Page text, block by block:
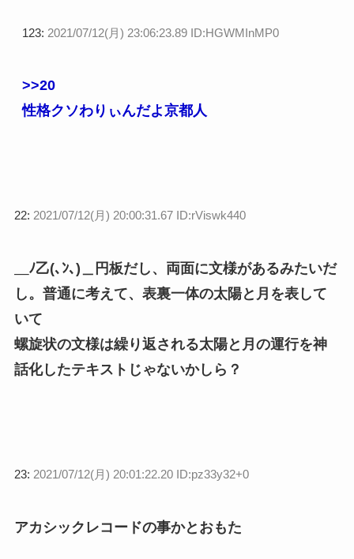
123: 2021/07/12(月) 23:06:23.89 ID:HGWMInMP0
>>20
性格クソわりぃんだよ京都人
22: 2021/07/12(月) 20:00:31.67 ID:rViswk440
＿ﾉ乙(､ﾝ､)＿円板だし、両面に文様があるみたいだ
し。普通に考えて、表裏一体の太陽と月を表して
いて
螺旋状の文様は繰り返される太陽と月の運行を神
話化したテキストじゃないかしら？
23: 2021/07/12(月) 20:01:22.20 ID:pz33y32+0
アカシックレコードの事かとおもた